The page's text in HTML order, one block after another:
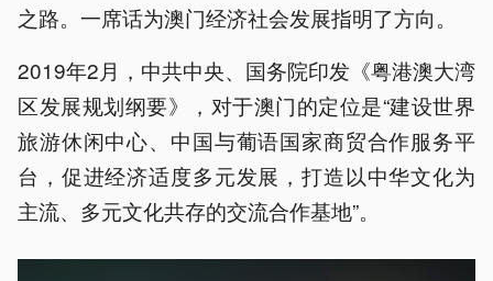
之路。一席话为澳门经济社会发展指明了方向。
2019年2月，中共中央、国务院印发《粤港澳大湾
区发展规划纲要》，对于澳门的定位是“建设世界
旅游休闲中心、中国与葡语国家商贸合作服务平
台，促进经济适度多元发展，打造以中华文化为
主流、多元文化共存的交流合作基地”。